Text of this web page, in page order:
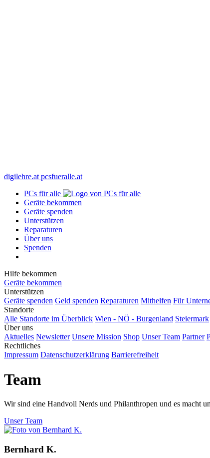
digilehre.atpcsfueralle.at
PCs für alle
Geräte bekommen
Geräte spenden
Unterstützen
Reparaturen
Über uns
Spenden
Hilfe bekommen
Geräte bekommen
Unterstützen
Geräte spenden Geld spenden Reparaturen Mithelfen Für
Standorte
Alle Standorte im Überblick Wien - NÖ - Burgenland Steiermark
Über uns
Aktuelles Newsletter Unsere Mission Shop Unser Team Partner
Rechtliches
Impressum Datenschutzerklärung Barrierefreiheit
Team
Wir sind eine Handvoll Nerds und Philanthropen und es macht
Unser Team
Bernhard K.